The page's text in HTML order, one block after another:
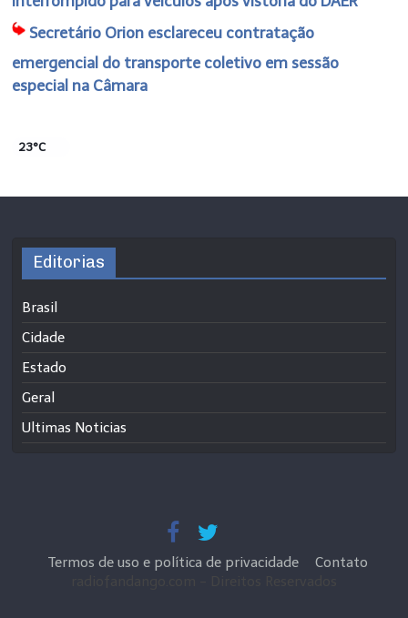
Secretário Orion esclareceu contratação
emergencial do transporte coletivo em sessão
especial na Câmara
23°C
Editorias
Brasil
Cidade
Estado
Geral
Ultimas Noticias
Termos de uso e política de privacidade
Contato